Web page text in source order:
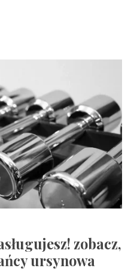
zobacz,
ursynowa